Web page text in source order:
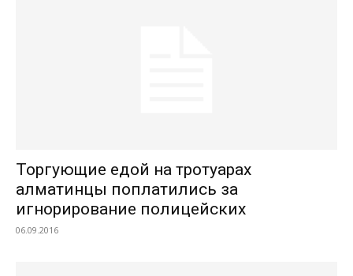
Торгующие едой на тротуарах
алматинцы поплатились за
игнорирование полицейских
06.09.2016